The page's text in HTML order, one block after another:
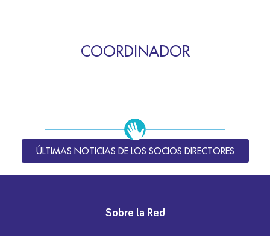
COORDINADOR
ÚLTIMAS NOTICIAS DE LOS SOCIOS DIRECTORES
Sobre la Red